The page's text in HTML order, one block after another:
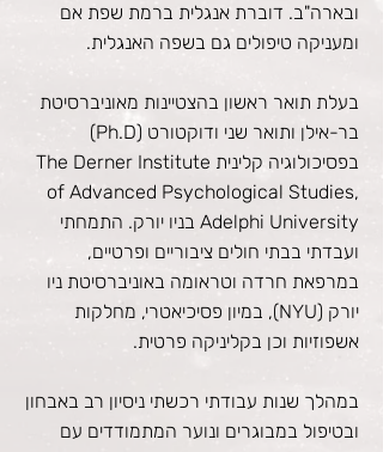
ובארה"ב. דוברת אנגלית ברמת שפת אם
ומעניקה טיפולים גם בשפה האנגלית.
בעלת תואר ראשון בהצטיינות מאוניברסיטת
בר-אילן ותואר שני ודוקטורט (Ph.D)
בפסיכולוגיה קלינית The Derner Institute
of Advanced Psychological Studies,
Adelphi University בניו יורק. התמחתי
ועבדתי בבתי חולים ציבוריים ופרטיים,
במרפאת חרדה וטראומה באוניברסיטת ניו
יורק (NYU), במיון פסיכיאטרי, מחלקות
אשפוזיות וכן בקליניקה פרטית.
במהלך שנות עבודתי רכשתי ניסיון רב באבחון
ובטיפול במבוגרים ונוער המתמודדים עם